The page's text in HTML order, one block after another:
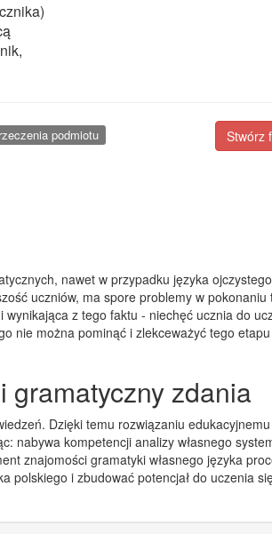
Stwórz
podmiotu
nawet w przypadku języka
uczniów, ma spore problemy w pokonaniu
z tego faktu - niechęć ucznia do
nie można pominąć i zlekceważyć tego etapu
gramatyczny zdania
Dzięki temu rozwiązaniu
nabywa kompetencji analizy własnego
znajomości gramatyki własnego języka
polskiego i zbudować potencjał do uczenia